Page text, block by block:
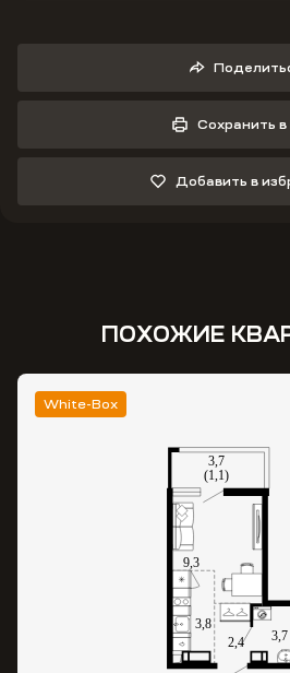
Сохранить в
Добавить в
ПОХОЖИЕ
White-Box